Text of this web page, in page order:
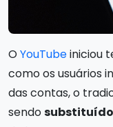
OYouTubeiniciou
como os usuários
das contas, o
sendosubstituído